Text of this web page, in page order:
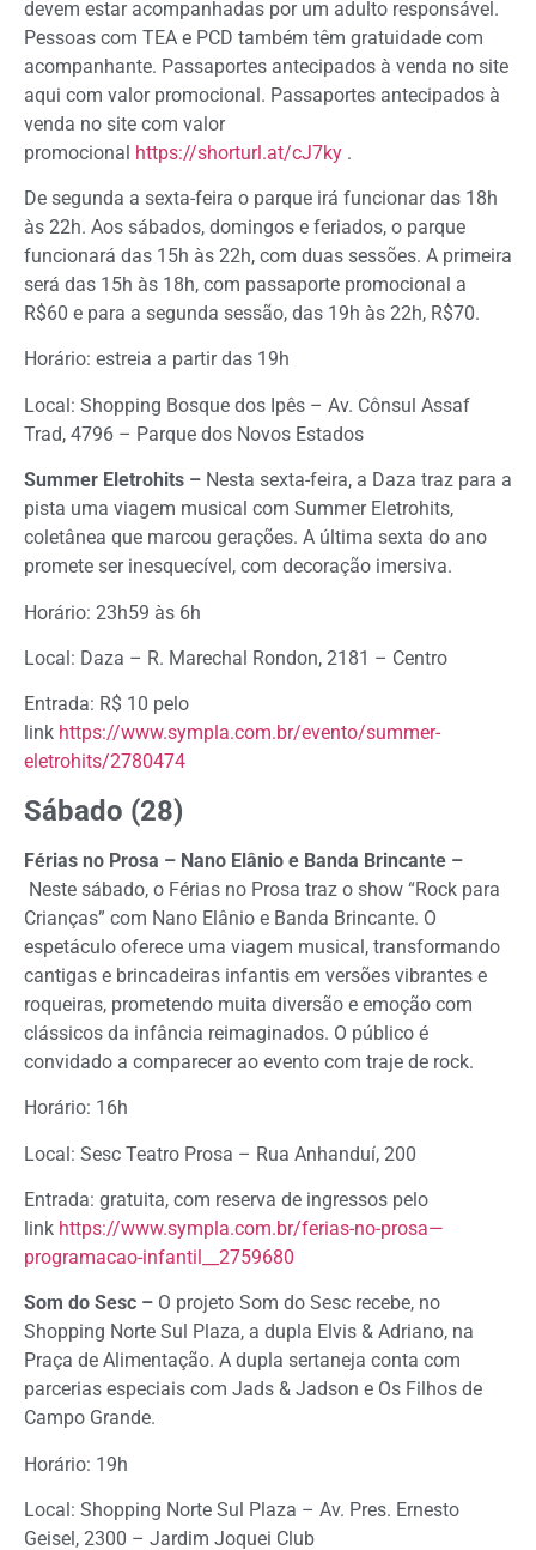
devem estar acompanhadas por um adulto responsável.
Pessoas com TEA e PCD também têm gratuidade com
acompanhante. Passaportes antecipados à venda no site
aqui com valor promocional. Passaportes antecipados à
venda no site com valor
promocional https://shorturl.at/cJ7ky .
De segunda a sexta-feira o parque irá funcionar das 18h
às 22h. Aos sábados, domingos e feriados, o parque
funcionará das 15h às 22h, com duas sessões. A primeira
será das 15h às 18h, com passaporte promocional a
R$60 e para a segunda sessão, das 19h às 22h, R$70.
Horário: estreia a partir das 19h
Local: Shopping Bosque dos Ipês – Av. Cônsul Assaf
Trad, 4796 – Parque dos Novos Estados
Summer Eletrohits – Nesta sexta-feira, a Daza traz para a
pista uma viagem musical com Summer Eletrohits,
coletânea que marcou gerações. A última sexta do ano
promete ser inesquecível, com decoração imersiva.
Horário: 23h59 às 6h
Local: Daza – R. Marechal Rondon, 2181 – Centro
Entrada: R$ 10 pelo
link https://www.sympla.com.br/evento/summer-
eletrohits/2780474
Sábado (28)
Férias no Prosa – Nano Elânio e Banda Brincante –
Neste sábado, o Férias no Prosa traz o show “Rock para
Crianças” com Nano Elânio e Banda Brincante. O
espetáculo oferece uma viagem musical, transformando
cantigas e brincadeiras infantis em versões vibrantes e
roqueiras, prometendo muita diversão e emoção com
clássicos da infância reimaginados. O público é
convidado a comparecer ao evento com traje de rock.
Horário: 16h
Local: Sesc Teatro Prosa – Rua Anhanduí, 200
Entrada: gratuita, com reserva de ingressos pelo
link https://www.sympla.com.br/ferias-no-prosa—
programacao-infantil__2759680
Som do Sesc – O projeto Som do Sesc recebe, no
Shopping Norte Sul Plaza, a dupla Elvis & Adriano, na
Praça de Alimentação. A dupla sertaneja conta com
parcerias especiais com Jads & Jadson e Os Filhos de
Campo Grande.
Horário: 19h
Local: Shopping Norte Sul Plaza – Av. Pres. Ernesto
Geisel, 2300 – Jardim Joquei Club